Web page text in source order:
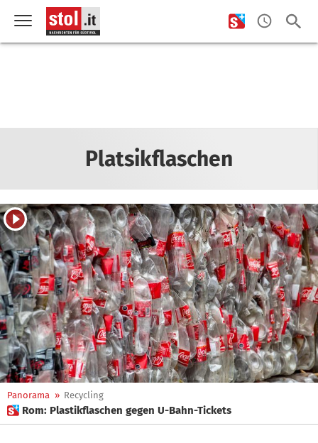
Platsikflaschen
Panorama » Recycling
 Rom: Plastikflaschen gegen U-Bahn-Tickets